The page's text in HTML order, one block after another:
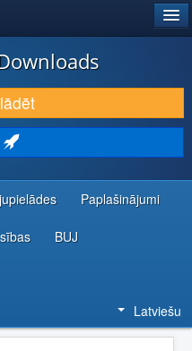
Paplašinājumi
BUJ
Latviešu